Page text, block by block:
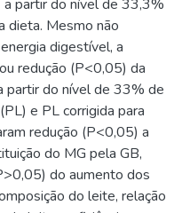
partir do nível de 33,3%
dieta. Mesmo não
digestível, a
redução (P<0,05) da
partir do nível de 33% de
e PL corrigida para
redução (P<0,05) a
do MG pela GB,
do aumento dos
do leite, relação